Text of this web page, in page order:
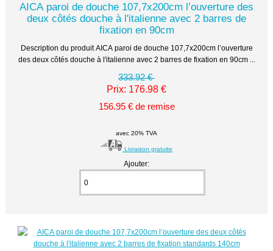
AICA paroi de douche 107,7x200cm l’ouverture des
deux côtés douche à l'italienne avec 2 barres de
fixation en 90cm
Description du produit AICA paroi de douche 107,7x200cm l’ouverture
des deux côtés douche à l'italienne avec 2 barres de fixation en 90cm ...
333.92 €
Prix: 176.98 €
156.95 € de remise
avec 20% TVA
Livraison gratuite
Ajouter: